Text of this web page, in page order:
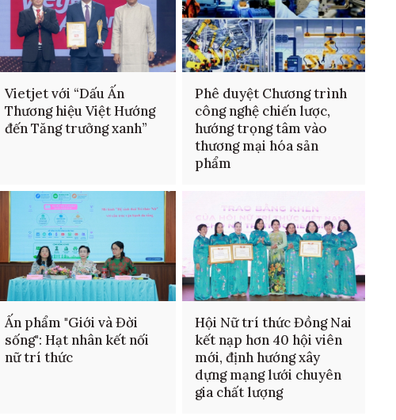
Vietjet với “Dấu Ấn
Thương hiệu Việt Hướng
đến Tăng trưởng xanh”
Phê duyệt Chương trình
công nghệ chiến lược,
hướng trọng tâm vào
thương mại hóa sản
phẩm
Ấn phẩm "Giới và Đời
sống": Hạt nhân kết nối
nữ trí thức
Hội Nữ trí thức Đồng Nai
kết nạp hơn 40 hội viên
mới, định hướng xây
dựng mạng lưới chuyên
gia chất lượng